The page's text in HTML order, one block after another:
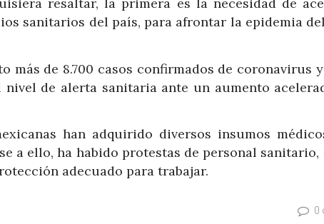
resaltar, la primera es la necesidad de
sanitarios del país, para afrontar la epidemia
más de 8.700 casos confirmados de coronavirus
de alerta sanitaria ante un aumento
han adquirido diversos insumos
a ello, ha habido protestas de personal sanitario,
adecuado para trabajar.
0